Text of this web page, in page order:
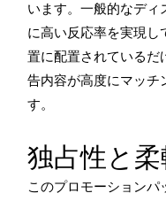
います。一般的なディ
に高い反応率を実現し
置に配置されているだ
告内容が高度にマッチ
す。
独占性と
このプロモーションパ